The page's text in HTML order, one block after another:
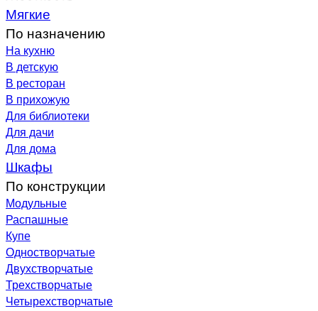
Мягкие
По назначению
На кухню
В детскую
В ресторан
В прихожую
Для библиотеки
Для дачи
Для дома
Шкафы
По конструкции
Модульные
Распашные
Купе
Одностворчатые
Двухстворчатые
Трехстворчатые
Четырехстворчатые